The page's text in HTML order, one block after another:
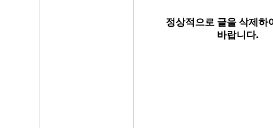
정상적으로 글을 삭제하
바랍니다.